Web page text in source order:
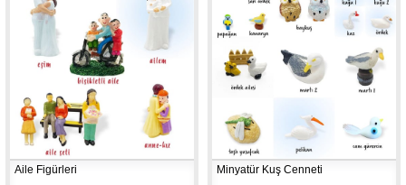
Aile Figürleri
İndirim
Minyatür Kuş Cenneti